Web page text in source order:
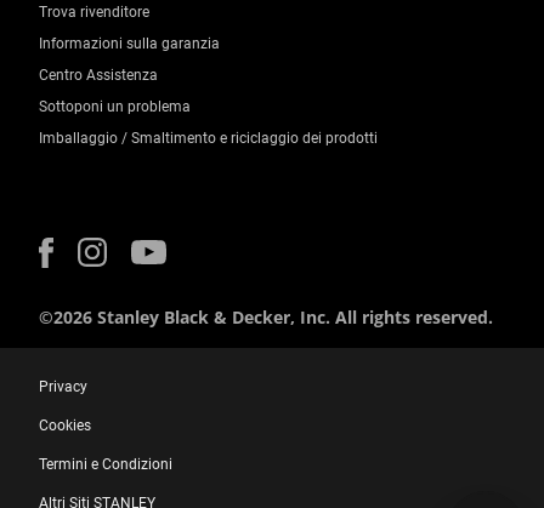
Trova rivenditore
Informazioni sulla garanzia
Centro Assistenza
Sottoponi un problema
Imballaggio / Smaltimento e riciclaggio dei prodotti
©2026 Stanley Black & Decker, Inc. All rights reserved.
Privacy
Cookies
Termini e Condizioni
Altri Siti STANLEY